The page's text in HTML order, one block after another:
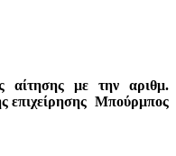
αίτησης με την αριθμ.
επιχείρησης Μπούρμπος